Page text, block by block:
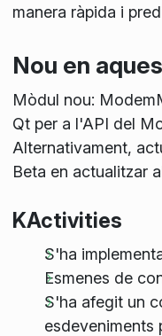
manera ràpida i
Nou en
Mòdul nou:
Qt per a l'API del
Alternativament,
Beta en actualitzar
KActivities
S'ha
Esmenes de
S'ha afegit un
esdeveniments